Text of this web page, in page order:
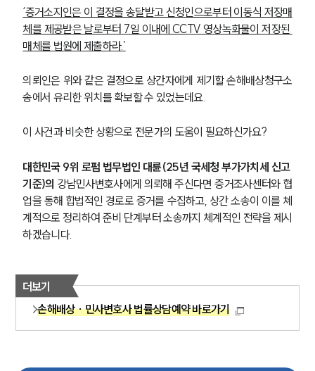
‘증거소지인은 이 결정을 송달받고 신청인으로부터 이동식 저장매
체를 제공받은 날로부터 7일 이내에 CCTV 영상녹화물이 저장된
매체를 법원에 제출하라.’
의뢰인은 위와 같은 결정으로 상간자에게 제기할 손해배상청구소
송에서 유리한 위치를 확보할 수 있었는데요.
이 사건과 비슷한 상황으로 전문가의 도움이 필요하신가요?
대한민국 9위 로펌 법무법인 대륜(25년 국세청 부가가치세 신고
기준)의 강남민사변호사에게 의뢰해 주신다면 증거조사센터와 협
업을 통해 합법적인 경로로 증거를 수집하고, 상간 소송이 이를 쳬
계적으로 정리하여 준비 단계부터 소송까지 체계적인 전략을 제시
하겠습니다.
더보기
손해배상 · 민사변호사 법률상담예약 바로가기